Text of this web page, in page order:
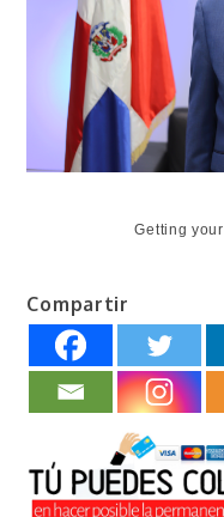
Getting your
Compartir